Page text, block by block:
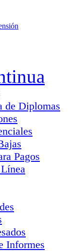
de Diplomas
Pagos
Informes